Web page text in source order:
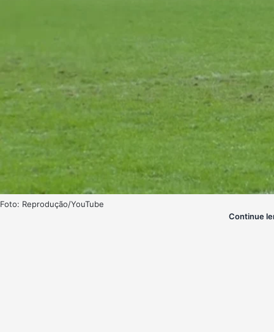
Foto: Reprodução/YouTube
Continue